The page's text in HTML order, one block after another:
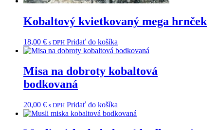
Kobaltový kvietkovaný mega hrnček
18,00 € s DPH Pridať do košíka
Misa na dobroty kobaltová
bodkovaná
20,00 € s DPH Pridať do košíka